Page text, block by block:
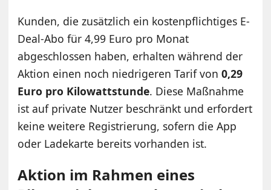
Kunden, die zusätzlich ein kostenpflichtiges E-
Deal-Abo für 4,99 Euro pro Monat
abgeschlossen haben, erhalten während der
Aktion einen noch niedrigeren Tarif von0,29
Euro pro Kilowattstunde. Diese Maßnahme
ist auf private Nutzer beschränkt und erfordert
keine weitere Registrierung, sofern die App
oder Ladekarte bereits vorhanden ist.
Aktion im Rahmen eines